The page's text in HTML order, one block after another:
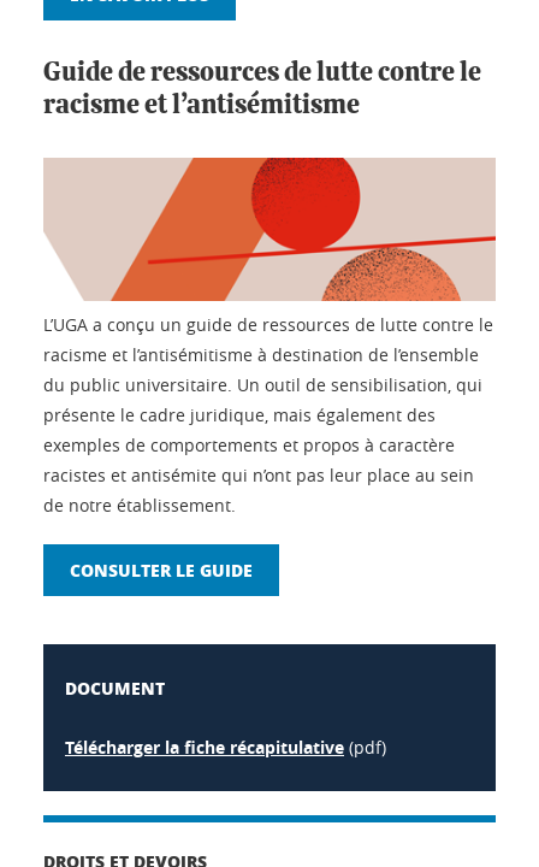
Guide de ressources de lutte contre le
racisme et l’antisémitisme
L’UGA a conçu un guide de ressources de lutte contre le
racisme et l’antisémitisme à destination de l’ensemble
du public universitaire. Un outil de sensibilisation, qui
présente le cadre juridique, mais également des
exemples de comportements et propos à caractère
racistes et antisémite qui n’ont pas leur place au sein
de notre établissement.
CONSULTER LE GUIDE
DOCUMENT
Télécharger la fiche récapitulative (pdf)
DROITS ET DEVOIRS